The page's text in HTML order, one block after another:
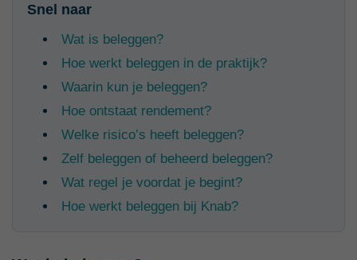
Snel naar
Wat is beleggen?
Hoe werkt beleggen in de praktijk?
Waarin kun je beleggen?
Hoe ontstaat rendement?
Welke risico’s heeft beleggen?
Zelf beleggen of beheerd beleggen?
Wat regel je voordat je begint?
Hoe werkt beleggen bij Knab?